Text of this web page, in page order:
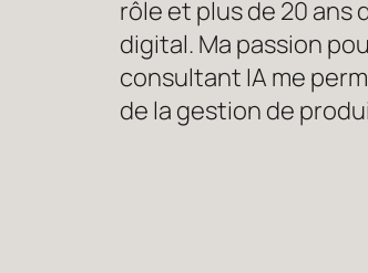
rôle et plus de 20
digital. Ma passion
consultant IA me
de la gestion de